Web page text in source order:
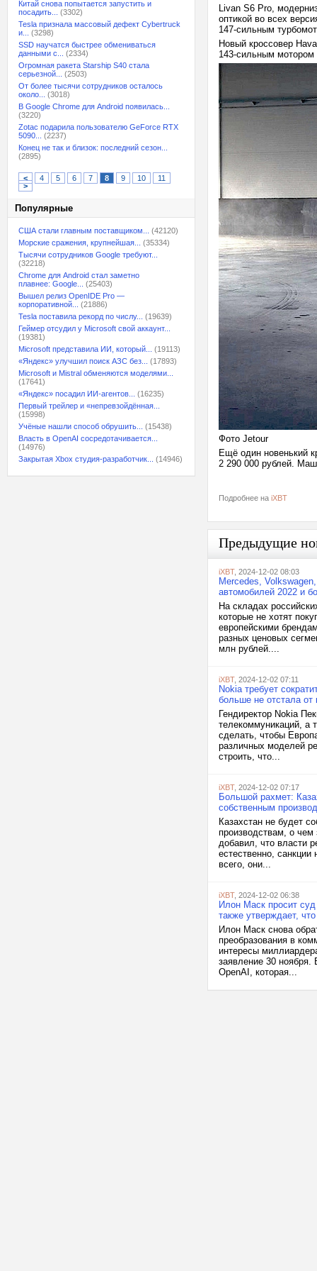
Китай снова попытается запустить и
посадить...
(3302)
Tesla признала массовый дефект Cybertruck
и...
(3298)
SSD научатся быстрее обмениваться
данными с...
(2334)
Огромная ракета Starship S40 стала
серьезной...
(2503)
От более тысячи сотрудников осталось
около...
(3018)
В Google Chrome для Android появилась...
(3220)
Zotac подарила пользователю GeForce RTX
5090...
(2237)
Конец не так и близок: последний сезон...
(2895)
< 4 5 6 7 8 9 10
11
>
Популярные
США стали главным поставщиком...
(42120)
Морские сражения, крупнейшая...
(35334)
Тысячи сотрудников Google требуют...
(32218)
Chrome для Android стал заметно
плавнее: Google...
(25403)
Вышел релиз OpenIDE Pro —
корпоративной...
(21886)
Tesla поставила рекорд по числу...
(19639)
Геймер отсудил у Microsoft свой аккаунт...
(19381)
Microsoft представила ИИ, который...
(19113)
«Яндекс» улучшил поиск АЗС без...
(17893)
Microsoft и Mistral обменяются моделями...
(17641)
«Яндекс» посадил ИИ-агентов...
(16235)
Первый трейлер и «непревзойдённая...
(15998)
Учёные нашли способ обрушить...
(15438)
Власть в OpenAI сосредотачивается...
(14976)
Закрытая Xbox студия-разработчик...
(14946)
Livan S6 Pro,
оптикой во всех
147-сильным
Новый кроссовер
143-сильным мотором
Фото Jetour
Ещё один новенький
2 290 000 рублей.
Подробнее на iXBT
Предыдущие
iXBT, 2024-12-02 08:03
Mercedes,
автомобилей 2022 и
На складах
которые не хотят
европейскими
разных ценовых
млн рублей....
iXBT, 2024-12-02 07:11
Nokia требует
больше не отстала от
Гендиректор Nokia
телекоммуникаций, а
сделать, чтобы
различных моделей
строить, что...
iXBT, 2024-12-02 07:17
Большой рахмет:
собственным
Казахстан не будет
производствам, о чем
добавил, что власти
естественно,
всего, они...
iXBT, 2024-12-02 06:38
Илон Маск просит
также утверждает,
Илон Маск снова
преобразования в
интересы
заявление 30 ноября.
OpenAI, которая...